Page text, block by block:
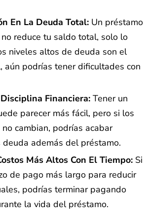
En La Deuda Total: Un préstamo
reduce tu saldo total, solo lo
niveles altos de deuda son el
aún podrías tener dificultades con
Financiera: Tener un
parecer más fácil, pero si los
cambian, podrías acabar
deuda además del préstamo.
Más Altos Con El Tiempo: Si
de pago más largo para reducir
podrías terminar pagando
la vida del préstamo.